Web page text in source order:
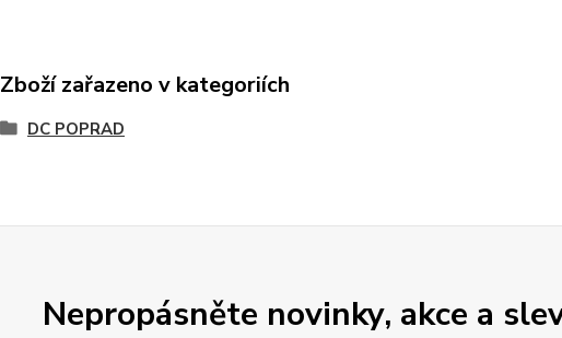
Zboží zařazeno v kategoriích
DC POPRAD
Nepropásněte novinky, akce a